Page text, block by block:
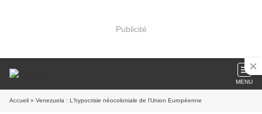
Publicité
MENU
Accueil » Venezuela : L'hypocrisie néocoloniale de l'Union Européenne